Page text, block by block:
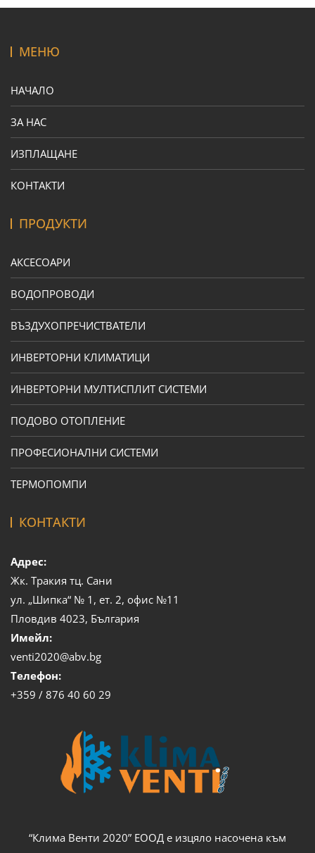
МЕНЮ
НАЧАЛО
ЗА НАС
ИЗПЛАЩАНЕ
КОНТАКТИ
ПРОДУКТИ
АКСЕСОАРИ
ВОДОПРОВОДИ
ВЪЗДУХОПРЕЧИСТВАТЕЛИ
ИНВЕРТОРНИ КЛИМАТИЦИ
ИНВЕРТОРНИ МУЛТИСПЛИТ СИСТЕМИ
ПОДОВО ОТОПЛЕНИЕ
ПРОФЕСИОНАЛНИ СИСТЕМИ
ТЕРМОПОМПИ
КОНТАКТИ
Адрес:
Жк. Тракия тц. Сани
ул. „Шипка“ № 1, ет. 2, офис №11
Пловдив 4023, България
Имейл:
venti2020@abv.bg
Телефон:
+359 / 876 40 60 29
“Клима Венти 2020” ЕООД е изцяло насочена към